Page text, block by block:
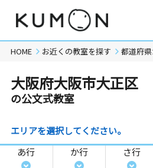
HOME お近くの教室を探す 都道府
大阪府大阪市大正区
の公文式教室
エリアを選択してください。
あ行
か行 さ行